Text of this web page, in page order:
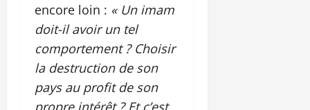
encore loin : « Un imam
doit-il avoir un tel
comportement ? Choisir
la destruction de son
pays au profit de son
propre intérêt ? Et c’est